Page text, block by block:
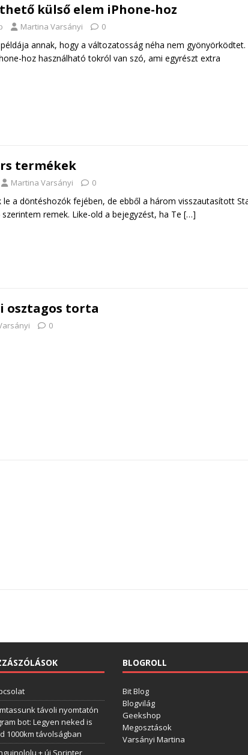
külső elem iPhone-hoz
Martina Varsányi 0
annak, hogy a változatosság néha nem gyönyörködtet.
hoz használható tokról van szó, ami egyrészt extra
termékek
Martina Varsányi 0
a döntéshozók fejében, de ebből a három visszautasított
remek. Like-old a bejegyzést, ha Te […]
osztagos torta
0
távoli nyomtatón
bot: Legyen neked is
1000km távolságban
+ új Sprinter
BLOGROLL
Bit Blog
Blogvilág
Geekshop
Megosztások
Varsányi Martina